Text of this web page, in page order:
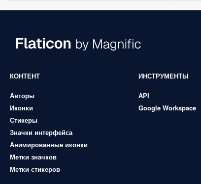
КОНТЕНТ
Авторы
Иконки
Стикеры
Значки интерфейса
Анимированные иконки
Метки значков
Метки стикеров
ИНСТРУМЕНТЫ
API
Google Workspace